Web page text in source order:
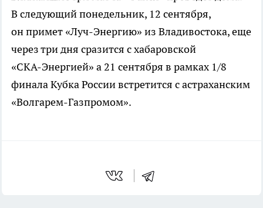
В следующий понедельник, 12 сентября,
он примет «Луч-Энергию» из Владивостока, еще
через три дня сразится с хабаровской
«СКА-Энергией» а 21 сентября в рамках 1/8
финала Кубка России встретится с астраханским
«Волгарем-Газпромом».